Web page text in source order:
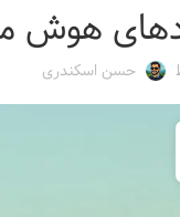
حسن اسکندری